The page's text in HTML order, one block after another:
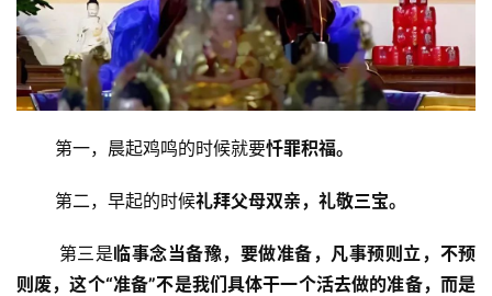
第一，晨起鸡鸣的时候就要忏罪积福。
第二，早起的时候礼拜父母双亲，礼敬三宝。
第三是临事念当备豫，要做准备，凡事预则立，不预
则废，这个“准备”不是我们具体干一个活去做的准备，而是